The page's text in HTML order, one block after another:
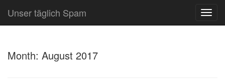
Unser täglich Spam
Month: August 2017